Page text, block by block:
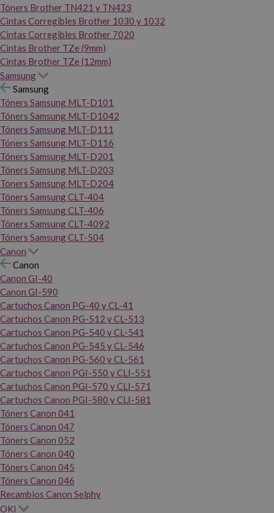
Tóners Brother TN421 y TN423
Cintas Corregibles Brother 1030 y 1032
Cintas Corregibles Brother 7020
Cintas Brother TZe (9mm)
Cintas Brother TZe (12mm)
Samsung
Samsung
Tóners Samsung MLT-D101
Tóners Samsung MLT-D1042
Tóners Samsung MLT-D111
Tóners Samsung MLT-D116
Tóners Samsung MLT-D201
Tóners Samsung MLT-D203
Tóners Samsung MLT-D204
Tóners Samsung CLT-404
Tóners Samsung CLT-406
Tóners Samsung CLT-4092
Tóners Samsung CLT-504
Canon
Canon
Canon GI-40
Canon GI-590
Cartuchos Canon PG-40 y CL-41
Cartuchos Canon PG-512 y CL-513
Cartuchos Canon PG-540 y CL-541
Cartuchos Canon PG-545 y CL-546
Cartuchos Canon PG-560 y CL-561
Cartuchos Canon PGI-550 y CLI-551
Cartuchos Canon PGI-570 y CLI-571
Cartuchos Canon PGI-580 y CLI-581
Tóners Canon 041
Tóners Canon 047
Tóners Canon 052
Tóners Canon 040
Tóners Canon 045
Tóners Canon 046
Recambios Canon Selphy
OKI